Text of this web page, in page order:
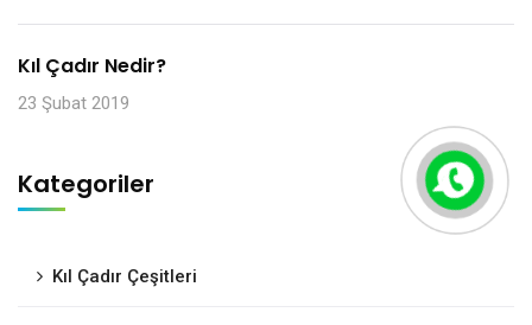
Kıl Çadır Nedir?
23 Şubat 2019
Kategoriler
Kıl Çadır Çeşitleri